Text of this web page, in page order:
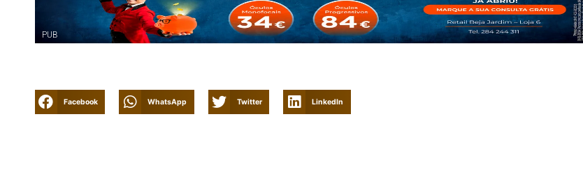
PUB
Facebook WhatsApp Twitter LinkedIn